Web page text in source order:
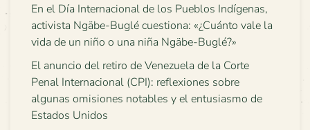
En el Día Internacional de los Pueblos Indígenas,
activista Ngäbe-Buglé cuestiona: «¿Cuánto vale la
vida de un niño o una niña Ngäbe-Buglé?»
El anuncio del retiro de Venezuela de la Corte
Penal Internacional (CPI): reflexiones sobre
algunas omisiones notables y el entusiasmo de
Estados Unidos